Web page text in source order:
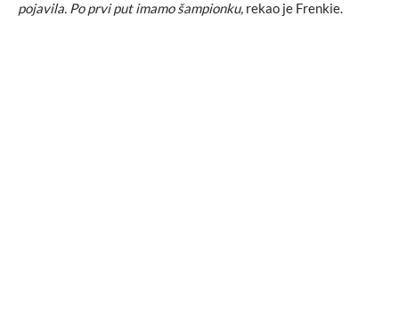
pojavila. Po prvi put imamo šampionku, rekao je Frenkie.